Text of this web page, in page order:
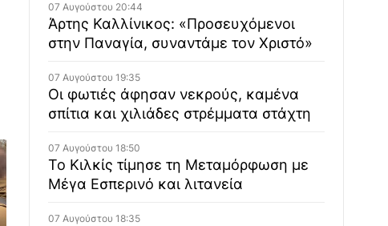
07 Αυγούστου 20:44
Άρτης Καλλίνικος: «Προσευχόμενοι
στην Παναγία, συναντάμε τον Χριστό»
07 Αυγούστου 19:35
Οι φωτιές άφησαν νεκρούς, καμένα
σπίτια και χιλιάδες στρέμματα στάχτη
07 Αυγούστου 18:50
Το Κιλκίς τίμησε τη Μεταμόρφωση με
Μέγα Εσπερινό και λιτανεία
07 Αυγούστου 18:35